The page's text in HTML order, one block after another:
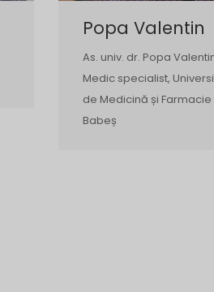
Popa Valentin
As. univ. dr. Popa
Medic specialist,
de Medicină și
Babeș